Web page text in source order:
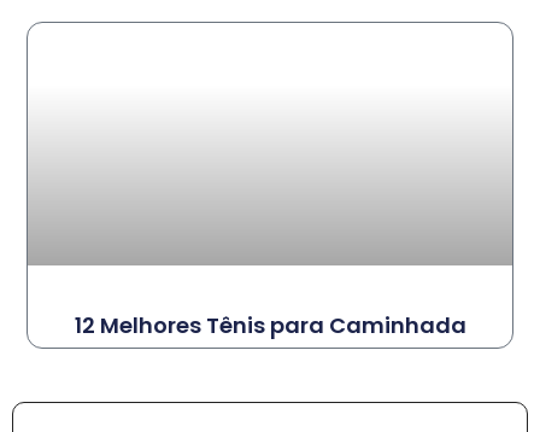
12 Melhores Tênis para Caminhada